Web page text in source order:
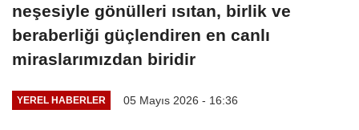
neşesiyle gönülleri ısıtan, birlik ve
beraberliği güçlendiren en canlı
miraslarımızdan biridir
YEREL HABERLER 05 Mayıs 2026 - 16:36